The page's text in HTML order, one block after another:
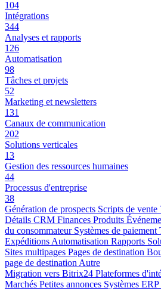
104
Intégrations
344
Analyses et rapports
126
Automatisation
98
Tâches et projets
52
Marketing et newsletters
131
Canaux de communication
202
Solutions verticales
13
Gestion des ressources humaines
44
Processus d'entreprise
38
Génération de prospects Scripts de vente
Détails CRM Finances Produits
du consommateur Systèmes de paiement
Expéditions Automatisation Rapports
Sites multipages Pages de destination
page de destination Autre
Migration vers Bitrix24 Plateformes
Marchés Petites annonces Systèmes